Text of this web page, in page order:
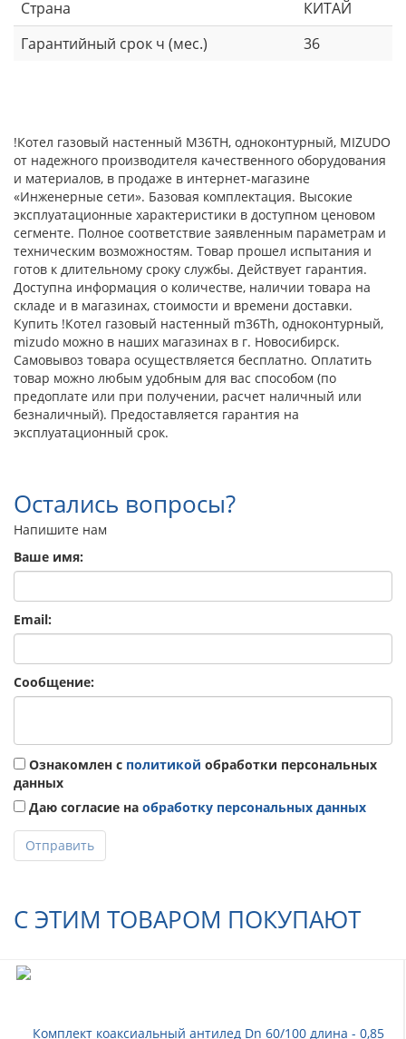
Страна
КИТАЙ
Гарантийный срок ч (мес.)
36
!Котел газовый настенный M36ТH, одноконтурный, MIZUDO
от надежного производителя качественного оборудования
и материалов, в продаже в интернет-магазине
«Инженерные сети». Базовая комплектация. Высокие
эксплуатационные характеристики в доступном ценовом
сегменте. Полное соответствие заявленным параметрам и
техническим возможностям. Товар прошел испытания и
готов к длительному сроку службы. Действует гарантия.
Доступна информация о количестве, наличии товара на
складе и в магазинах, стоимости и времени доставки.
Купить !Котел газовый настенный m36Тh, одноконтурный,
mizudo можно в наших магазинах в г. Новосибирск.
Самовывоз товара осуществляется бесплатно. Оплатить
товар можно любым удобным для вас способом (по
предоплате или при получении, расчет наличный или
безналичный). Предоставляется гарантия на
эксплуатационный срок.
Остались вопросы?
Напишите нам
Ваше имя:
Email:
Сообщение:
Ознакомлен с политикой обработки персональных
данных
Даю согласие на обработку персональных данных
Отправить
С ЭТИМ ТОВАРОМ ПОКУПАЮТ